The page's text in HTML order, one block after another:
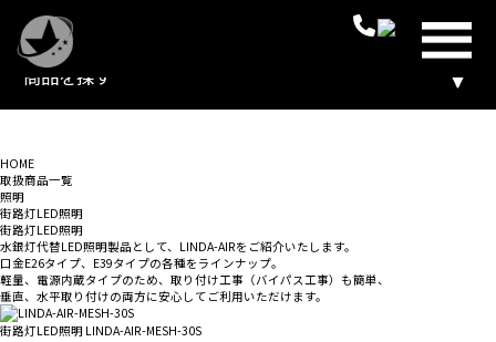
プライ
ー株式会
商品を探す
HOME
取扱商品一覧
照明
街路灯LED照明
街路灯LED照明
水銀灯代替LED照明製品として、LINDA-AIRをご紹介いたします。
口金E26タイプ、E39タイプの各種をラインナップ。
軽量、電源内蔵タイプのため、取り付け工事（バイパス工事）も簡単、
垂直、水平取り付けの両方に安心してご利用いただけます。
街路灯LED照明 LINDA-AIR-MESH-30S